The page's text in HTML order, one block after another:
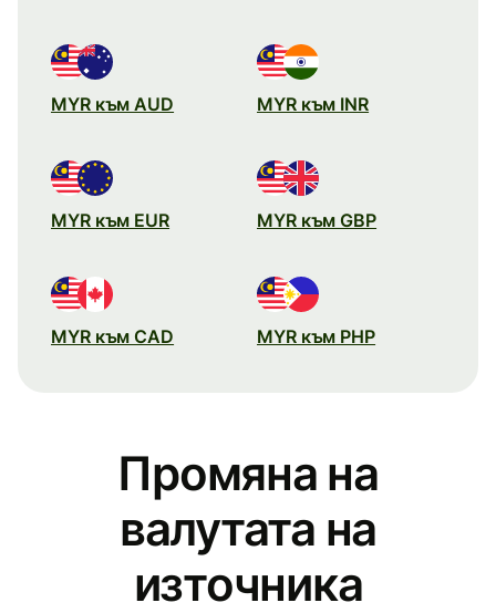
MYR към AUD MYR към INR
MYR към EUR MYR към GBP
MYR към CAD MYR към PHP
Промяна на
валутата на
източника